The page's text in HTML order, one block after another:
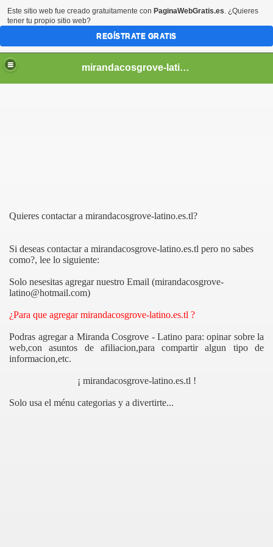
mirandacosgrove-latino
Quieres contactar a mirandacosgrove-latino.es.tl?
Si deseas contactar a mirandacosgrove-latino.es.tl pero no sabes
como?, lee lo siguiente:
Solo nesesitas agregar nuestro Email (mirandacosgrove-
latino@hotmail.com)
¿Para que agregar mirandacosgrove-latino.es.tl ?
Podras agregar a Miranda Cosgrove - Latino para: opinar sobre la
web,con asuntos de afiliacion,para compartir algun tipo de
informacion,etc.
¡ mirandacosgrove-latino.es.tl !
Solo usa el ménu categorias y a divertirte...
Este sitio web fue creado gratuitamente con PaginaWebGratis.es. ¿Quieres
tener tu propio sitio web?
REGÍSTRATE GRATIS